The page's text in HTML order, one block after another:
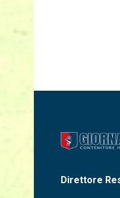
Direttore